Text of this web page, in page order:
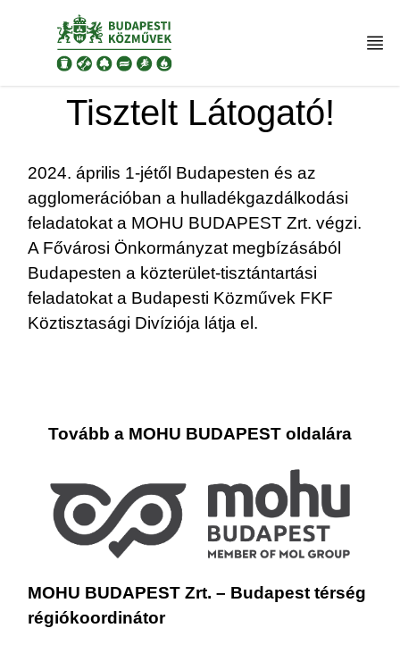
Tisztelt Látogató!
2024. április 1-jétől Budapesten és az
agglomerációban a hulladékgazdálkodási
feladatokat a MOHU BUDAPEST Zrt. végzi.
A Fővárosi Önkormányzat megbízásából
Budapesten a közterület-tisztántartási
feladatokat a Budapesti Közművek FKF
Köztisztasági Divíziója látja el.
Tovább a MOHU BUDAPEST oldalára
MOHU BUDAPEST Zrt. – Budapest térség
régiókoordinátor